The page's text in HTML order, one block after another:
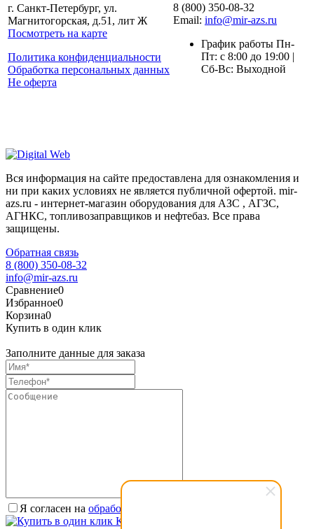
г. Санкт-Петербург, ул.
Магнитогорская, д.51, лит Ж
Посмотреть на карте
Политика конфиденциальности
Обработка персональных данных
Не оферта
8 (800) 350-08-32
Email: info@mir-azs.ru
График работы Пн-
Пт: с 8:00 до 19:00 |
Сб-Вс: Выходной
Вся информация на сайте предоставлена для ознакомления и
ни при каких условиях не является публичной офертой. mir-
azs.ru - интернет-магазин оборудования для АЗС , АГЗС,
АГНКС, топливозаправщиков и нефтебаз. Все права
защищены.
Обратная связь
8 (800) 350-08-32
info@mir-azs.ru
Сравнение0
Избранное0
Корзина0
Купить в один клик
Заполните данные для заказа
Я согласен на обработку персональных данных.
Купить в один клик